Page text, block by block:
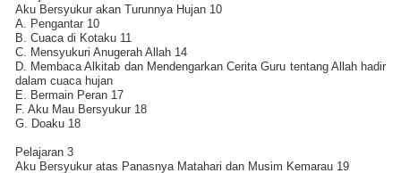
Aku Bersyukur akan Turunnya Hujan 10
A. Pengantar 10
B. Cuaca di Kotaku 11
C. Mensyukuri Anugerah Allah 14
D. Membaca Alkitab dan Mendengarkan Cerita Guru tentang Allah hadir
dalam cuaca hujan
E. Bermain Peran 17
F. Aku Mau Bersyukur 18
G. Doaku 18
Pelajaran 3
Aku Bersyukur atas Panasnya Matahari dan Musim Kemarau 19